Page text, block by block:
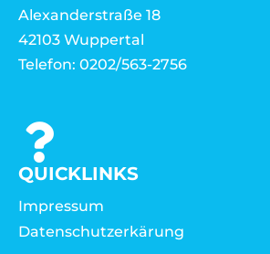
Alexanderstraße 18
42103 Wuppertal
Telefon: 0202/563-2756
QUICKLINKS
Impressum
Datenschutzerkärung